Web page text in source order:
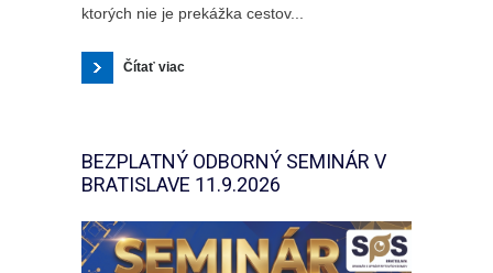
ktorých nie je prekážka cestov...
Čítať viac
BEZPLATNÝ ODBORNÝ SEMINÁR V
BRATISLAVE 11.9.2026